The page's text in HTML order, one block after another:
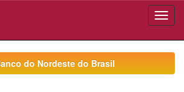
do Nordeste do Brasil